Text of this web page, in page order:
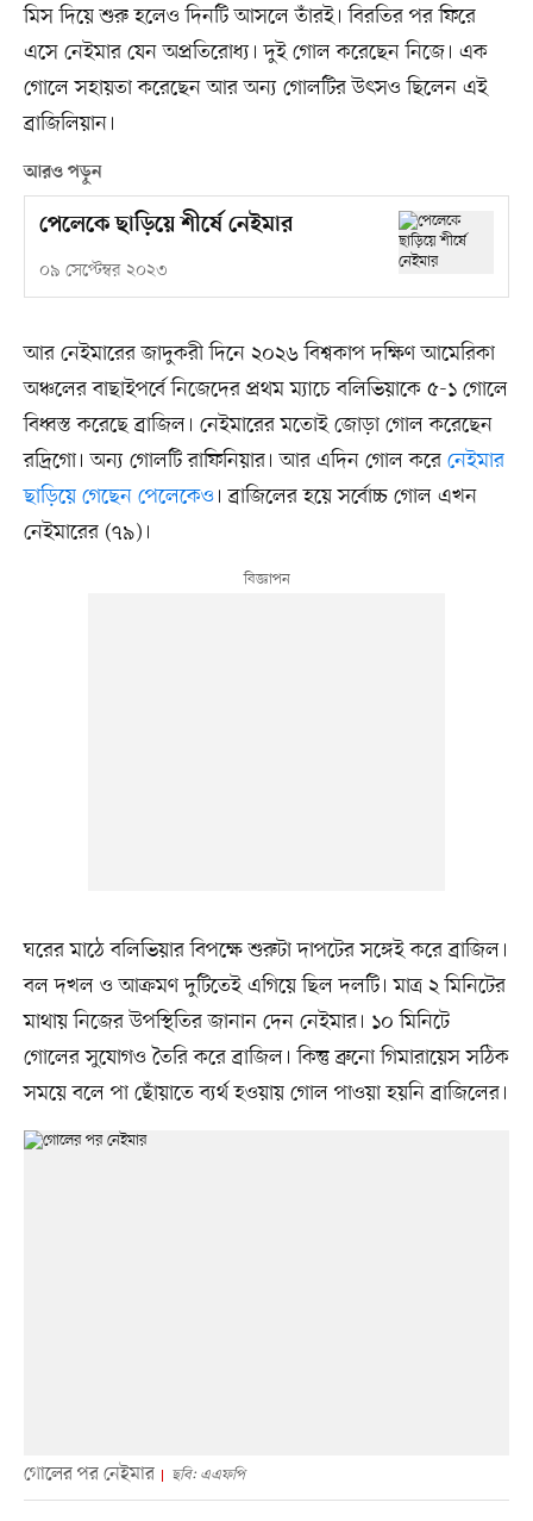
মিস দিয়ে শুরু হলেও দিনটি আসলে তাঁরই। বিরতির পর ফিরে
এসে নেইমার যেন অপ্রতিরোধ্য। দুই গোল করেছেন নিজে। এক
গোলে সহায়তা করেছেন আর অন্য গোলটির উৎসও ছিলেন এই
ব্রাজিলিয়ান।
আরও পড়ুন
পেলেকে ছাড়িয়ে শীর্ষে নেইমার
০৯ সেপ্টেম্বর ২০২৩
আর নেইমারের জাদুকরী দিনে ২০২৬ বিশ্বকাপ দক্ষিণ আমেরিকা
অঞ্চলের বাছাইপর্বে নিজেদের প্রথম ম্যাচে বলিভিয়াকে ৫-১ গোলে
বিধ্বস্ত করেছে ব্রাজিল। নেইমারের মতোই জোড়া গোল করেছেন
রদ্রিগো। অন্য গোলটি রাফিনিয়ার। আর এদিন গোল করে নেইমার
ছাড়িয়ে গেছেন পেলেকেও। ব্রাজিলের হয়ে সর্বোচ্চ গোল এখন
নেইমারের (৭৯)।
ঘরের মাঠে বলিভিয়ার বিপক্ষে শুরুটা দাপটের সঙ্গেই করে ব্রাজিল।
বল দখল ও আক্রমণ দুটিতেই এগিয়ে ছিল দলটি। মাত্র ২ মিনিটের
মাথায় নিজের উপস্থিতির জানান দেন নেইমার। ১০ মিনিটে
গোলের সুযোগও তৈরি করে ব্রাজিল। কিন্তু ব্রুনো গিমারায়েস সঠিক
সময়ে বলে পা ছোঁয়াতে ব্যর্থ হওয়ায় গোল পাওয়া হয়নি ব্রাজিলের।
গোলের পর নেইমার ছবি: এএফপি